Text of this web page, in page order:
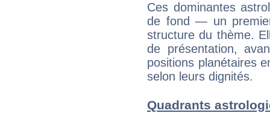
Ces dominantes
de fond — un
structure du thème.
de présentation,
positions planétaires
selon leurs dignités.
Quadrants